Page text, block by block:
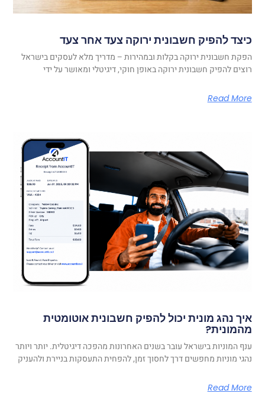
כיצד להפיק חשבונית ירוקה צעד אחר צעד
הפקת חשבונית ירוקה בקלות ובמהירות – מדריך מלא לעסקים בישראל
רוצים להפיק חשבונית ירוקה באופן חוקי, דיגיטלי ומאושר על ידי
Read More
איך נהג מונית יכול להפיק חשבונית אוטומטית
מהמונית?
ענף המוניות בישראל עובר בשנים האחרונות מהפכה דיגיטלית. יותר ויותר
נהגי מוניות מחפשים דרך לחסוך זמן, להפחית התעסקות בניירת ולהעניק
Read More